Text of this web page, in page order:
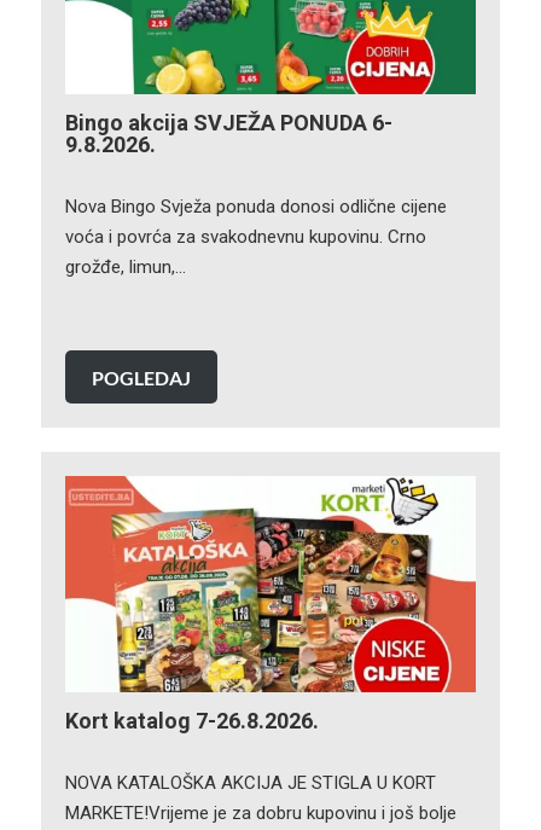
Bingo akcija SVJEŽA PONUDA 6-
9.8.2026.
Nova Bingo Svježa ponuda donosi odlične cijene
voća i povrća za svakodnevnu kupovinu. Crno
grožđe, limun,…
POGLEDAJ
Kort katalog 7-26.8.2026.
NOVA KATALOŠKA AKCIJA JE STIGLA U KORT
MARKETE!Vrijeme je za dobru kupovinu i još bolje